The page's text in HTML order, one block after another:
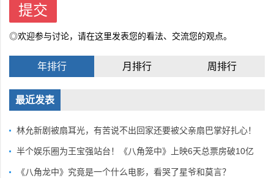
◎欢迎参与讨论，请在这里发表您的看法、交流您的观点。
年排行 月排行 周排行
最近发表
林允新剧被扇耳光，有苦说不出回家还要被父亲扇巴掌好扎心！
半个娱乐圈为王宝强站台！《八角笼中》上映6天总票房破10亿
《八角龙中》究竟是一个什么电影，看哭了星爷和莫言？